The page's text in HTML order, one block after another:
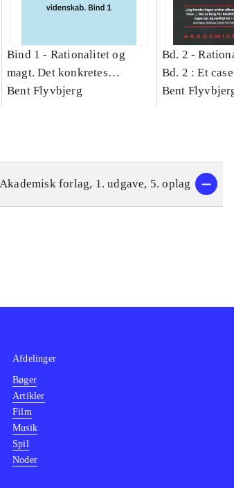
Bind 1 - Rationalitet og
magt. Det konkretes
videnskab. Bind 1
Bent Flyvbjerg
Bd. 2 -
Bd. 2 : Et
studie af
Bent
Akademisk forlag, 1. udgave, 5. oplag
Afdelinger
Bøger
Artikler
Film
Musik
Spil
Noder